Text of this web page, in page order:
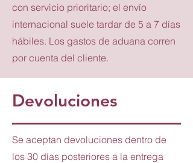
con servicio prioritario; el envío
internacional suele tardar de 5 a 7 días
hábiles. Los gastos de aduana corren
por cuenta del cliente.
Devoluciones
Se aceptan devoluciones dentro de
los 30 días posteriores a la entrega